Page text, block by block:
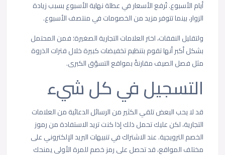
أيام الأسبوع. تُرفع الأسعار في عطلة نهاية الأسبوع بسبب زيادة
الزوار، بينما تتوفر مزيد من الخصومات في منتصف الأسبوع.
ولتقليل النفقات، اختر العلامات التجارية الصغيرة؛ فمن المحتمل
بشكل أكبر أنها تقوم بتنظيم تخفيضات كبيرة خلال فترات الذروة
مثل فصل الصيف مقارنةً بمواقع التسوّق الكبرى.
التسجيل في كل شيء
قد لا يحب البعض تلقي الكثير من الرسائل الدعائية من العلامات
التجارية، لكن عليك تحمل ذلك إذا كنت تريد الاستفادة من رموز
الخصم الترويجية. عند الاشتراك في تنبيهات البريد الإلكتروني على
مختلف المواقع، قد تحصل على رمز خصم للمرة الأولى يمنحك